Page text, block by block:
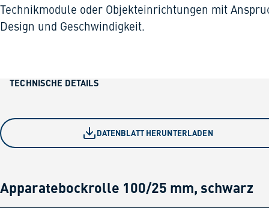
Technikmodule oder Objekteinrichtungen mit
Design und Geschwindigkeit.
TECHNISCHE DETAILS
DATENBLATT HERUNTERLADEN
Apparatebockrolle 100/25 mm, schwarz